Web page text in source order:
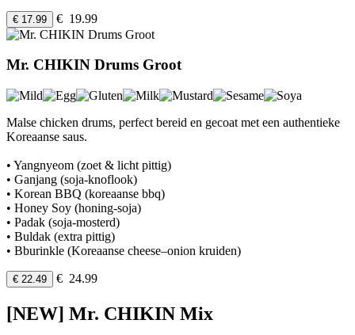
€ 17.99 € 19.99
Mr. CHIKIN Drums Groot
Malse chicken drums, perfect bereid en gecoat met een authentieke
Koreaanse saus.
• Yangnyeom (zoet & licht pittig)
• Ganjang (soja-knoflook)
• Korean BBQ (koreaanse bbq)
• Honey Soy (honing-soja)
• Padak (soja-mosterd)
• Buldak (extra pittig)
• Bburinkle (Koreaanse cheese–onion kruiden)
€ 22.49 € 24.99
[NEW] Mr. CHIKIN Mix